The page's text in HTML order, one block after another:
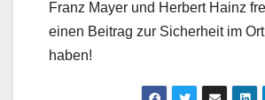
Franz Mayer und Herbert Hainz
einen Beitrag zur Sicherheit im
haben!